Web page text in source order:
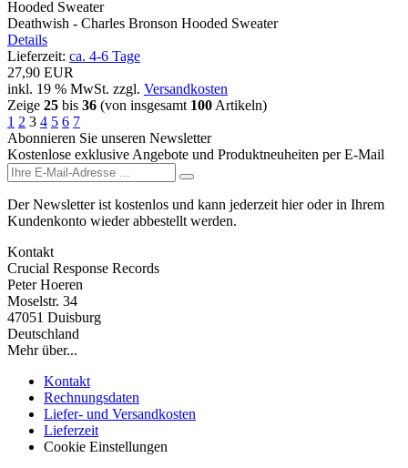
Deathwish - Charles Bronson Hooded Sweater
Details
Lieferzeit: ca. 4-6 Tage
27,90 EUR
inkl. 19 % MwSt. zzgl. Versandkosten
Zeige 25 bis 36 (von insgesamt 100 Artikeln)
1 2 3 4 5 6 7
Abonnieren Sie unseren Newsletter
Kostenlose exklusive Angebote und Produktneuheiten per E-Mail
Der Newsletter ist kostenlos und kann jederzeit hier oder in Ihrem
Kundenkonto wieder abbestellt werden.
Kontakt
Crucial Response Records
Peter Hoeren
Moselstr. 34
47051 Duisburg
Deutschland
Mehr über...
Kontakt
Rechnungsdaten
Liefer- und Versandkosten
Lieferzeit
Cookie Einstellungen